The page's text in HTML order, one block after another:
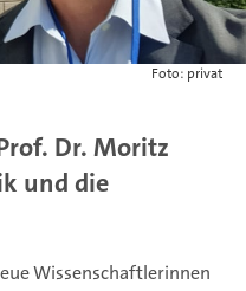
Foto: privat
Dr. Moritz
und die
Wissenschaftlerinnen